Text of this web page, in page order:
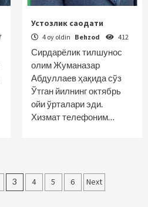
Устозлик саодати
4 oy oldin Behzod 412
Сирдарёлик тилшунос
олим Жуманазар
Абдуллаев ҳақида сўз
Ўтган йилнинг октябрь
ойи ўрталари эди.
Хизмат телефоним…
3 4 5 6 Next